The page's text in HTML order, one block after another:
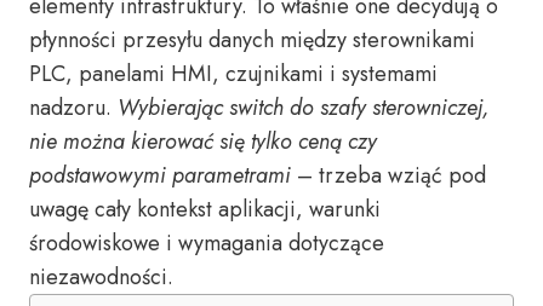
płynności przesyłu danych między sterownikami
PLC, panelami HMI, czujnikami i systemami
nadzoru. Wybierając switch do szafy sterowniczej,
nie można kierować się tylko ceną czy
podstawowymi parametrami – trzeba wziąć pod
uwagę cały kontekst aplikacji, warunki
środowiskowe i wymagania dotyczące
niezawodności.